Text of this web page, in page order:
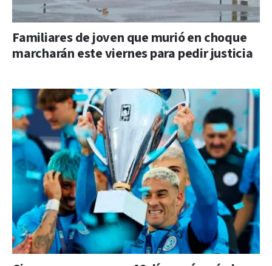
Familiares de joven que murió en choque
marcharán este viernes para pedir justicia